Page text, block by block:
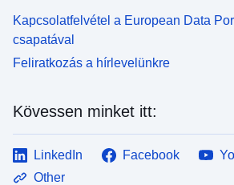
Kapcsolatfelvétel a European Data
csapatával
Feliratkozás a hírlevelünkre
Kövessen minket itt:
LinkedIn Facebook
Other